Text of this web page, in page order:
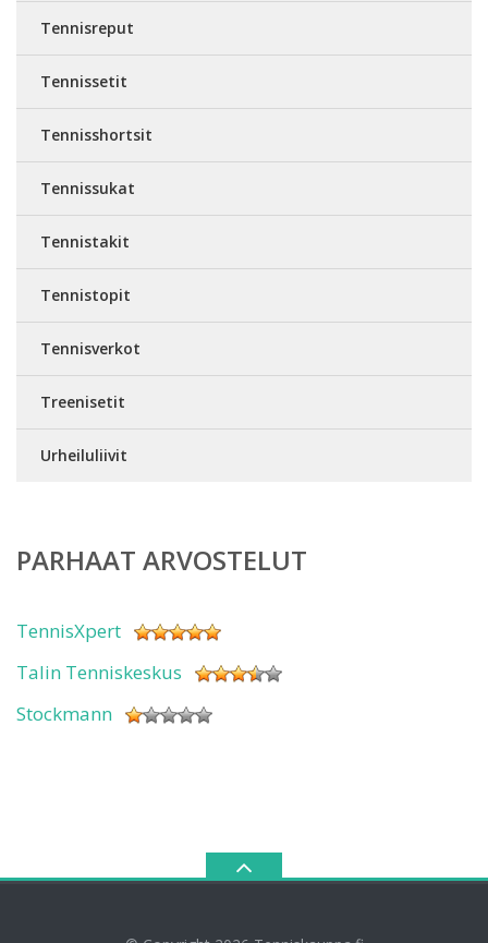
Tennisreput
Tennissetit
Tennisshortsit
Tennissukat
Tennistakit
Tennistopit
Tennisverkot
Treenisetit
Urheiluliivit
PARHAAT ARVOSTELUT
TennisXpert
Talin Tenniskeskus
Stockmann